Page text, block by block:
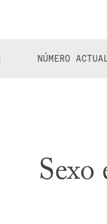
NÚMERO
Sexo